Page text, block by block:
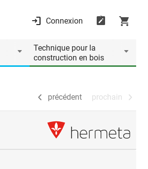
Connexion
Technique pour la
construction en bois
précédent prochain
précédent prochain